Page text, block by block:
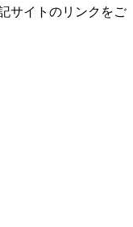
サイトのリンクをご